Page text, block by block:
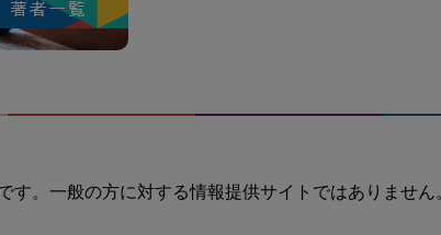
す。一般の方に対する情報提供サイトではありません